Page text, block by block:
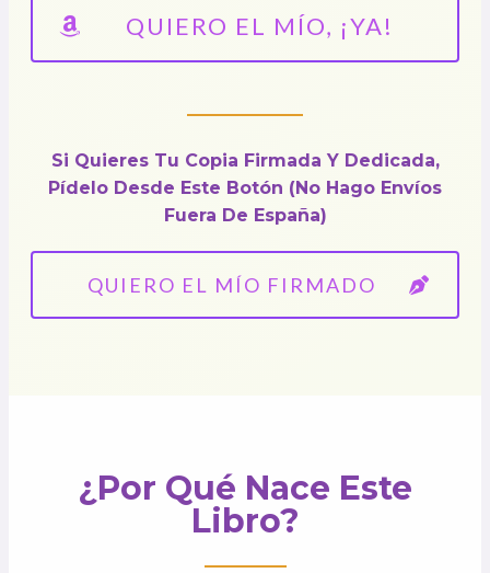
QUIERO EL MÍO, ¡YA!
Si Quieres Tu Copia Firmada Y Dedicada,
Pídelo Desde Este Botón (no Hago Envíos
Fuera De España)
QUIERO EL MÍO FIRMADO
¿Por Qué Nace Este
Libro?